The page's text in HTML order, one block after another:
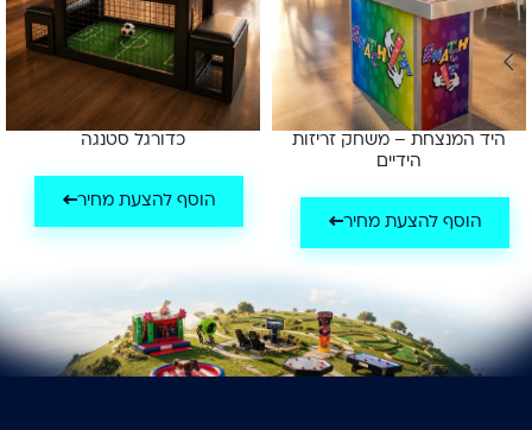
היד המנצחת – משחק זריזות
הידיים
הוסף להצעת מחיר
כדורגל סטנגה
הוסף להצעת מחיר